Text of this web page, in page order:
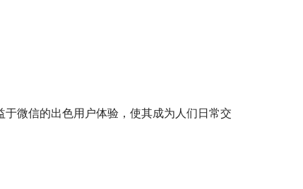
微信的出色用户体验，使其成为人们日常交